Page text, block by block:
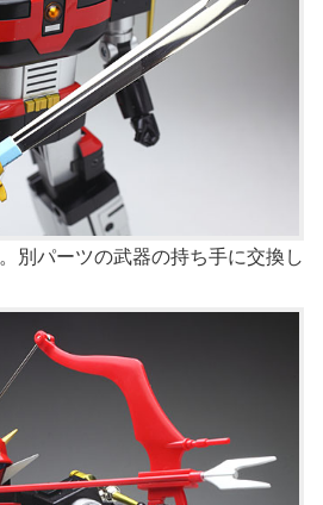
。別パーツの武器の持ち手に交換し